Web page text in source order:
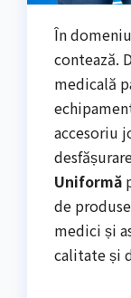
În
contează.
medicală
accesoriu
Uniformă
de
medici și
calitate și